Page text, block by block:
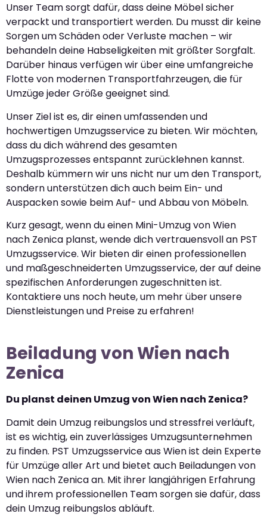
Unser Team sorgt dafür, dass deine Möbel sicher
verpackt und transportiert werden. Du musst dir keine
Sorgen um Schäden oder Verluste machen – wir
behandeln deine Habseligkeiten mit größter Sorgfalt.
Darüber hinaus verfügen wir über eine umfangreiche
Flotte von modernen Transportfahrzeugen, die für
Umzüge jeder Größe geeignet sind.
Unser Ziel ist es, dir einen umfassenden und
hochwertigen Umzugsservice zu bieten. Wir möchten,
dass du dich während des gesamten
Umzugsprozesses entspannt zurücklehnen kannst.
Deshalb kümmern wir uns nicht nur um den Transport,
sondern unterstützen dich auch beim Ein- und
Auspacken sowie beim Auf- und Abbau von Möbeln.
Kurz gesagt, wenn du einen Mini-Umzug von Wien
nach Zenica planst, wende dich vertrauensvoll an PST
Umzugsservice. Wir bieten dir einen professionellen
und maßgeschneiderten Umzugsservice, der auf deine
spezifischen Anforderungen zugeschnitten ist.
Kontaktiere uns noch heute, um mehr über unsere
Dienstleistungen und Preise zu erfahren!
Beiladung von Wien nach
Zenica
Du planst deinen Umzug von Wien nach Zenica?
Damit dein Umzug reibungslos und stressfrei verläuft,
ist es wichtig, ein zuverlässiges Umzugsunternehmen
zu finden. PST Umzugsservice aus Wien ist dein Experte
für Umzüge aller Art und bietet auch Beiladungen von
Wien nach Zenica an. Mit ihrer langjährigen Erfahrung
und ihrem professionellen Team sorgen sie dafür, dass
dein Umzug reibungslos abläuft.